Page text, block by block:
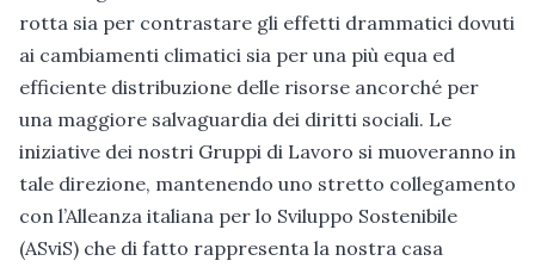
rotta sia per contrastare gli effetti drammatici dovuti
ai cambiamenti climatici sia per una più equa ed
efficiente distribuzione delle risorse ancorché per
una maggiore salvaguardia dei diritti sociali. Le
iniziative dei nostri Gruppi di Lavoro si muoveranno in
tale direzione, mantenendo uno stretto collegamento
con l’Alleanza italiana per lo Sviluppo Sostenibile
(ASviS) che di fatto rappresenta la nostra casa